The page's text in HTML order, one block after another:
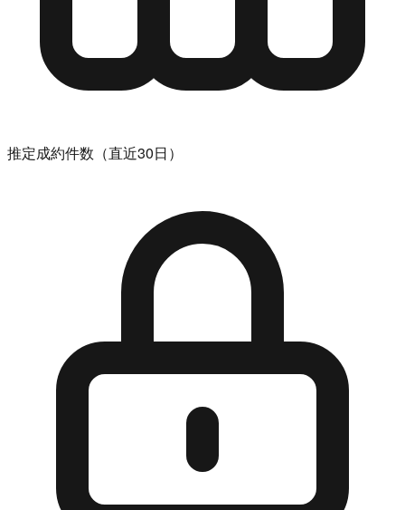
推定成約件数（直近30日）